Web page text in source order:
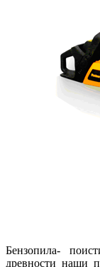
Бензопила-
древности наши